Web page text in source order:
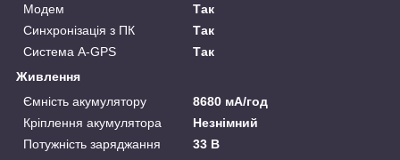
Модем
Так
Синхронізація з ПК
Так
Система A-GPS
Так
Живлення
Ємність акумулятору
8680 мА/год
Кріплення акумулятора
Незнімний
Потужність заряджання
33 В